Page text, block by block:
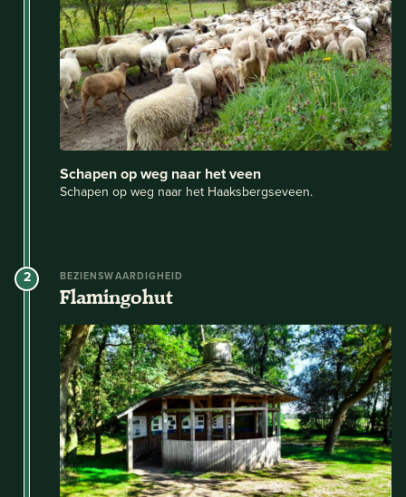
Schapen op weg naar het veen
Schapen op weg naar het Haaksbergseveen.
2 BEZIENSWAARDIGHEID
Flamingohut